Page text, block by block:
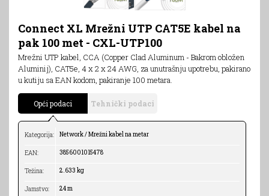
Connect XL Mrežni UTP CAT5E kabel na
pak 100 met - CXL-UTP100
Mrežni UTP kabel, CCA (Copper Clad Aluminum - Bakrom obložen
Aluminij), CAT5e, 4 x 2 x 24 AWG, za unutrašnju upotrebu, pakirano
u kutiju sa EAN kodom, pakiranje 100 metara.
Opći podaci Tehnički podaci
Kategorija: Network / Mrežni kabel na metar
EAN: 3856001015478
Težina: 2.633 kg
Jamstvo: 24 m